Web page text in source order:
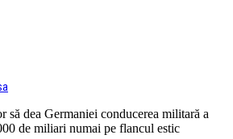
să dea Germaniei conducerea militară a
de miliari numai pe flancul estic